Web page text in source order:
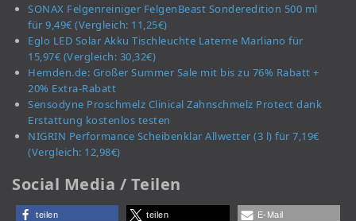
SONAX Felgenreiniger FelgenBeast Sonderedition 500 ml
für 9,49€ (Vergleich: 11,25€)
Eglo LED Solar Akku Tischleuchte Laterne Marliano für
15,97€ (Vergleich: 30,32€)
Hemden.de: Großer Summer Sale mit bis zu 76% Rabatt +
20% Extra-Rabatt
Sensodyne Proschmelz Clinical Zahnschmelz Protect dank
Erstattung kostenlos testen
NIGRIN Performance Scheibenklar Allwetter (3 l) für 7,19€
(Vergleich: 12,98€)
Social Media / Teilen
teilen teilen E-Mail